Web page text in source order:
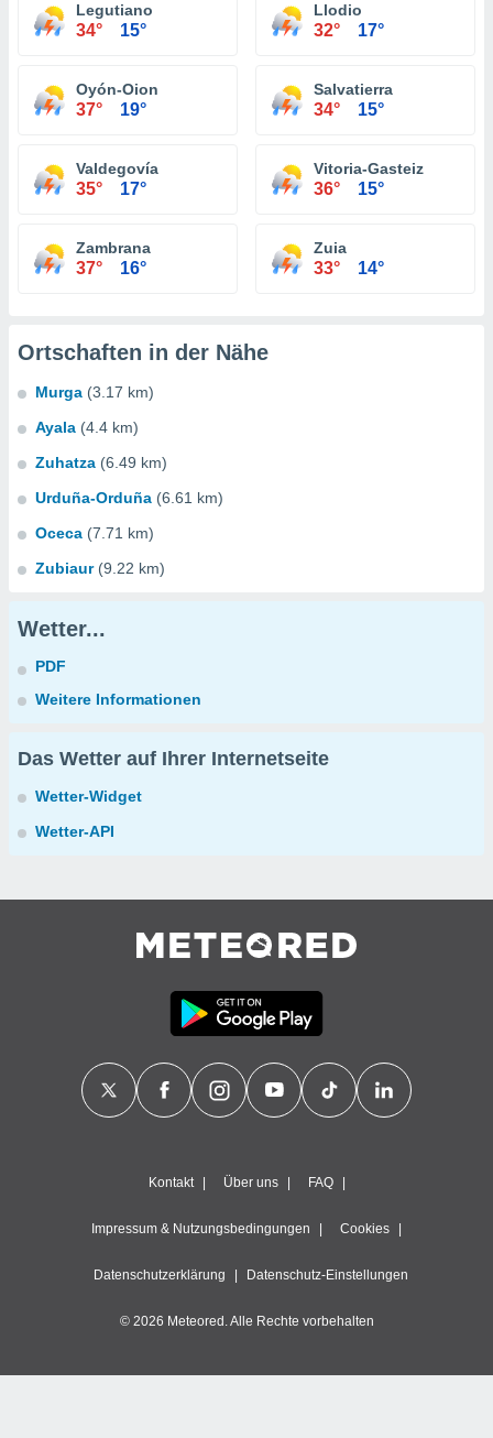
Legutiano
34° 15°
Llodio
32° 17°
Oyón-Oion
37° 19°
Salvatierra
34° 15°
Valdegovía
35° 17°
Vitoria-Gasteiz
36° 15°
Zambrana
37° 16°
Zuia
33° 14°
Ortschaften in der Nähe
Murga (3.17 km)
Ayala (4.4 km)
Zuhatza (6.49 km)
Urduña-Orduña (6.61 km)
Oceca (7.71 km)
Zubiaur (9.22 km)
Wetter...
PDF
Weitere Informationen
Das Wetter auf Ihrer Internetseite
Wetter-Widget
Wetter-API
Kontakt Über uns FAQ
Impressum & Nutzungsbedingungen Cookies
Datenschutzerklärung Datenschutz-Einstellungen
© 2026 Meteored. Alle Rechte vorbehalten